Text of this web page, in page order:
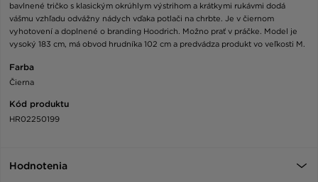
bavlnené tričko s klasickým okrúhlym výstrihom a krátkymi rukávmi dodá
vášmu vzhľadu odvážny nádych vďaka potlači na chrbte. Je v čiernom
vyhotovení a doplnené o branding Hoodrich. Možno prať v práčke. Model je
vysoký 183 cm, má obvod hrudníka 102 cm a predvádza produkt vo veľkosti M.
Farba
Čierna
Kód produktu
HR02250199
Hodnotenia